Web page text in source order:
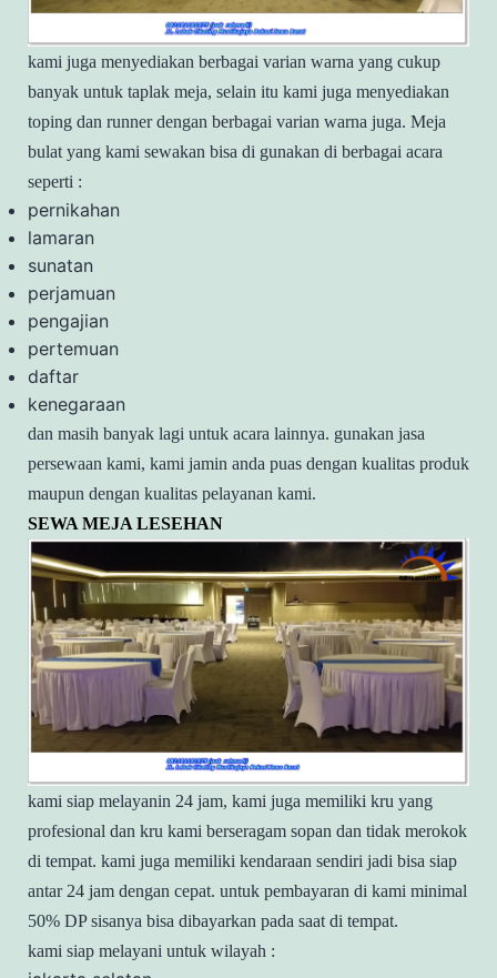
kami juga menyediakan berbagai varian warna yang cukup
banyak untuk taplak meja, selain itu kami juga menyediakan
toping dan runner dengan berbagai varian warna juga. Meja
bulat yang kami sewakan bisa di gunakan di berbagai acara
seperti :
pernikahan
lamaran
sunatan
perjamuan
pengajian
pertemuan
daftar
kenegaraan
dan masih banyak lagi untuk acara lainnya. gunakan jasa
persewaan kami, kami jamin anda puas dengan kualitas produk
maupun dengan kualitas pelayanan kami.
SEWA MEJA LESEHAN
kami siap melayanin 24 jam, kami juga memiliki kru yang
profesional dan kru kami berseragam sopan dan tidak merokok
di tempat. kami juga memiliki kendaraan sendiri jadi bisa siap
antar 24 jam dengan cepat. untuk pembayaran di kami minimal
50% DP sisanya bisa dibayarkan pada saat di tempat.
kami siap melayani untuk wilayah :